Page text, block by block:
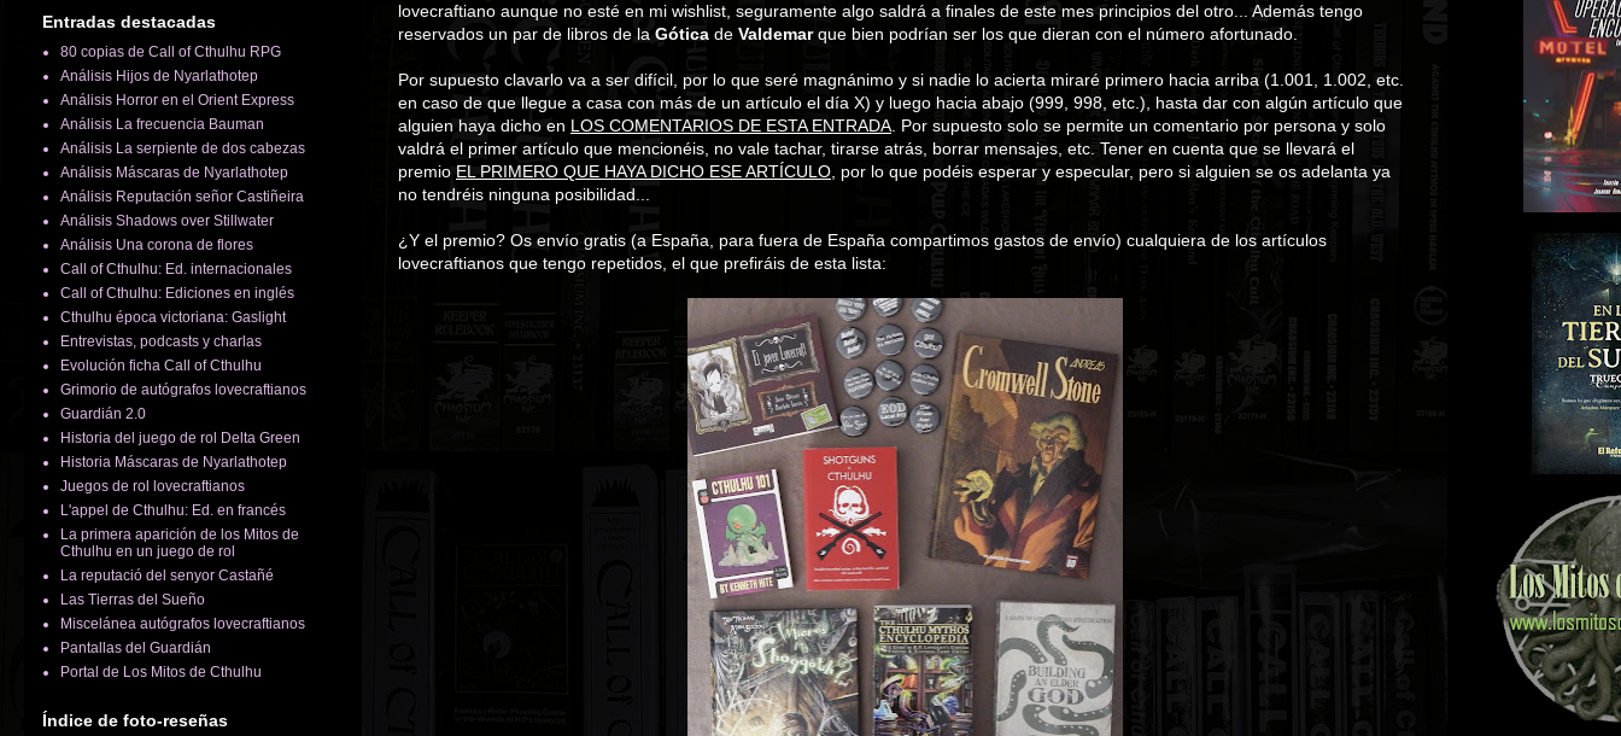
lovecraftiano aunque no esté en mi wishlist, seguramente algo saldrá a finales de este mes principios del otro... Además tengo
reservados un par de libros de la Gótica de Valdemarque bien podrían ser los que dieran con el número afortunado.
Por supuesto clavarlo va a ser difícil, por lo que seré magnánimo y si nadie lo acierta miraré primero hacia arriba (1.001, 1.002, etc.
en caso de que llegue a casa con más de un artículo el día X) y luego hacia abajo (999, 998, etc.), hasta dar con algún artículo que
alguien haya dicho en LOS COMENTARIOS DE ESTA ENTRADA . Por supuesto solo se permite un comentario por persona y solo
valdrá el primer artículo que mencionéis, no vale tachar, tirarse atrás, borrar mensajes, etc. Tener en cuenta que se llevará el
premio EL PRIMERO QUE HAYA DICHO ESE ARTÍCULO , por lo que podéis esperar y especular, pero si alguien se os adelanta ya
no tendréis ninguna posibilidad...
¿Y el premio? Os envío gratis (a España, para fuera de España compartimos gastos de envío) cualquiera de los artículos
lovecraftianos que tengo repetidos, el que prefiráis de esta lista:
Entradas destacadas
80 copias de Call of Cthulhu RPG
Análisis Hijos de Nyarlathotep
Análisis Horror en el Orient Express
Análisis La frecuencia Bauman
Análisis La serpiente de dos cabezas
Análisis Máscaras de Nyarlathotep
Análisis Reputación señor Castiñeira
Análisis Shadows over Stillwater
Análisis Una corona de flores
Call of Cthulhu: Ed. internacionales
Call of Cthulhu: Ediciones en inglés
Cthulhu época victoriana: Gaslight
Entrevistas, podcasts y charlas
Evolución ficha Call of Cthulhu
Grimorio de autógrafos lovecraftianos
Guardián 2.0
Historia del juego de rol Delta Green
Historia Máscaras de Nyarlathotep
Juegos de rol lovecraftianos
L'appel de Cthulhu: Ed. en francés
La primera aparición de los Mitos de
Cthulhu en un juego de rol
La reputació del senyor Castañé
Las Tierras del Sueño
Miscelánea autógrafos lovecraftianos
Pantallas del Guardián
Portal de Los Mitos de Cthulhu
Índice de foto-reseñas